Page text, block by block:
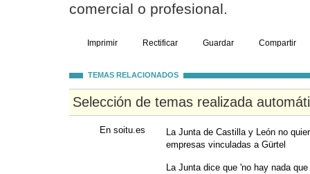
comercial o profesional.
Imprimir Rectificar Guardar Compartir
TEMAS RELACIONADOS
Selección de temas realizada
En soitu.es
La Junta de Castilla y León no
empresas vinculadas a Gürtel
La Junta dice que 'no hay nada